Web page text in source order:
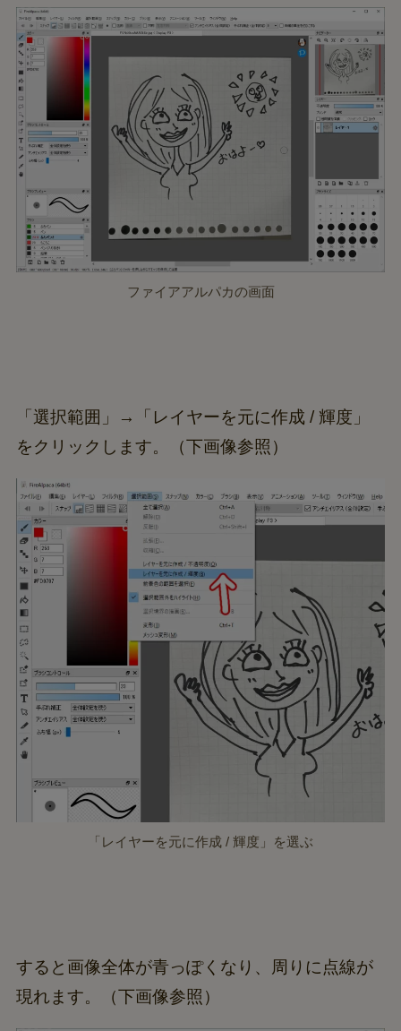
ファイアアルパカの画面
「選択範囲」→「レイヤーを元に作成 / 輝度」
をクリックします。（下画像参照）
「レイヤーを元に作成 / 輝度」を選ぶ
すると画像全体が青っぽくなり、周りに点線が
現れます。（下画像参照）